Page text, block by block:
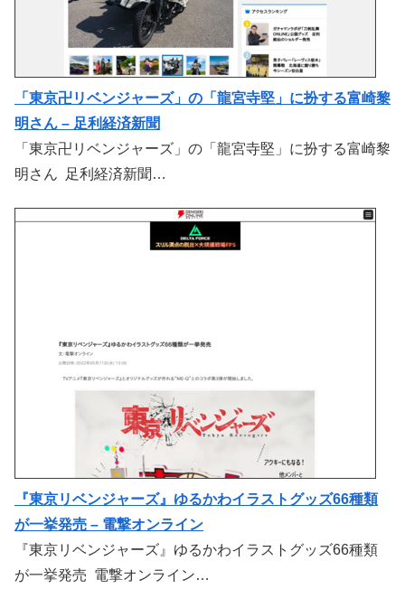
「東京卍リベンジャーズ」の「龍宮寺堅」に扮する富崎黎
明さん – 足利経済新聞
「東京卍リベンジャーズ」の「龍宮寺堅」に扮する富崎黎
明さん 足利経済新聞…
『東京リベンジャーズ』ゆるかわイラストグッズ66種類
が一挙発売 – 電撃オンライン
『東京リベンジャーズ』ゆるかわイラストグッズ66種類
が一挙発売 電撃オンライン…